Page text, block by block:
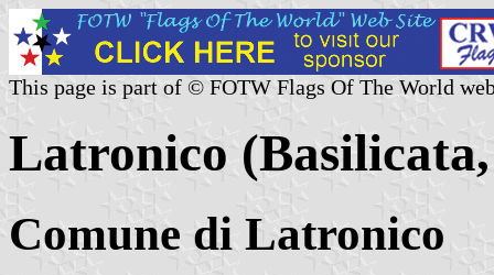
This page is part of © FOTW Flags Of The World
Latronico
Comune di Latronico